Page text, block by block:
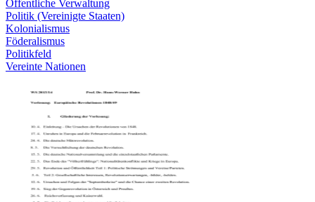
Öffentliche Verwaltung
Politik (Vereinigte Staaten)
Kolonialismus
Föderalismus
Politikfeld
Vereinte Nationen